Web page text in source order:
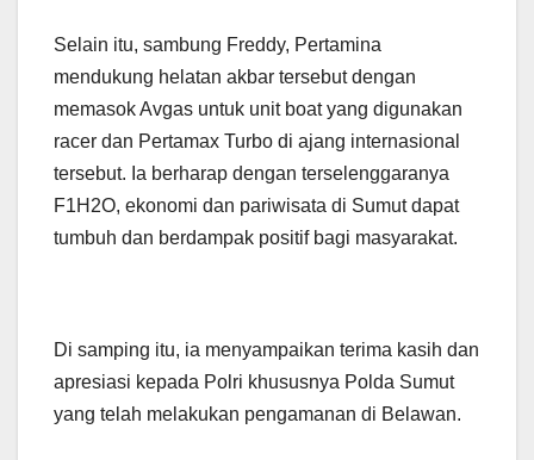
Selain itu, sambung Freddy, Pertamina
mendukung helatan akbar tersebut dengan
memasok Avgas untuk unit boat yang digunakan
racer dan Pertamax Turbo di ajang internasional
tersebut. Ia berharap dengan terselenggaranya
F1H2O, ekonomi dan pariwisata di Sumut dapat
tumbuh dan berdampak positif bagi masyarakat.
Di samping itu, ia menyampaikan terima kasih dan
apresiasi kepada Polri khususnya Polda Sumut
yang telah melakukan pengamanan di Belawan.